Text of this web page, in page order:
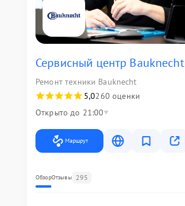
Сервисный центр Bauknecht
Ремонт техники Bauknecht
5,0260 оценки
Открыто до 21:00
Маршрут
ОбзорОтзывы 295